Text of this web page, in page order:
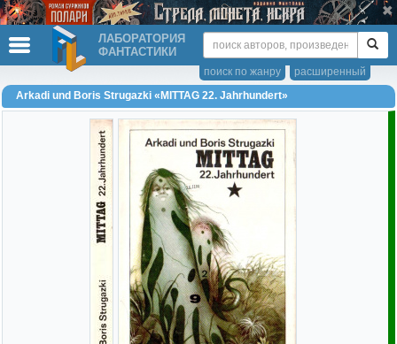
ЛАБОРАТОРИЯ
ФАНТАСТИКИ
расширенный
поиск по жанру
Arkadi und Boris Strugazki «MITTAG 22. Jahrhundert»